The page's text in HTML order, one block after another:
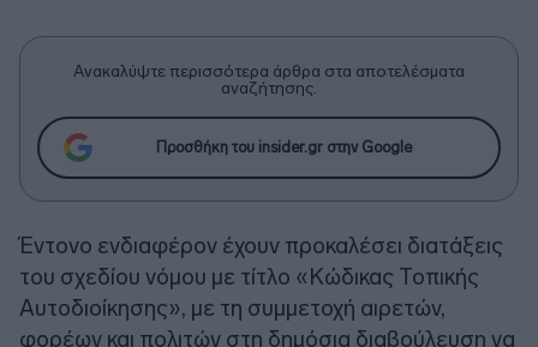
Ανακαλύψτε περισσότερα άρθρα στα αποτελέσματα
αναζήτησης.
Προσθήκη του insider.gr στην Google
Έντονο ενδιαφέρον έχουν προκαλέσει διατάξεις
του σχεδίου νόμου με τίτλο «Κώδικας Τοπικής
Αυτοδιοίκησης», με τη συμμετοχή αιρετών,
φορέων και πολιτών στη δημόσια διαβούλευση να